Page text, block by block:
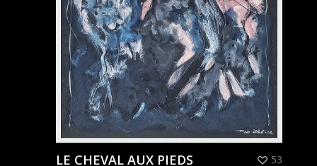
LE CHEVAL AUX PIEDS
53